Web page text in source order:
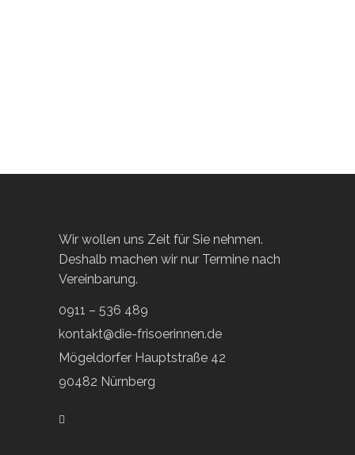
Wir wollen uns Zeit für Sie nehmen.
Deshalb machen wir nur Termine nach
Vereinbarung.
0911 – 536 489
kontakt@die-frisoerinnen.de
Mögeldorfer Hauptstraße 42
90482 Nürnberg